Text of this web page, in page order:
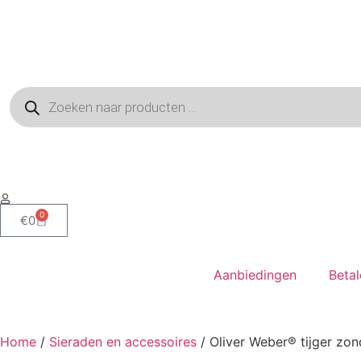
€0 0
Aanbiedingen
Home / Sieraden en accessoires / Oliver Weber® tijger